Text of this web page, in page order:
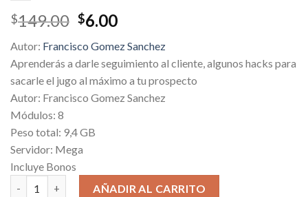
$149.00 Original
was:
$149.00.
$6.00Current
is:
$6.00.
Autor: Francisco Gomez Sanchez
Aprenderás a darle seguimiento al cliente, algunos hacks para
sacarle el jugo al máximo a tu prospecto
Autor: Francisco Gomez Sanchez
Módulos: 8
Peso total: 9,4 GB
Servidor: Mega
Incluye Bonos
Venta Orgánica cantidadAÑADIR AL CARRITO